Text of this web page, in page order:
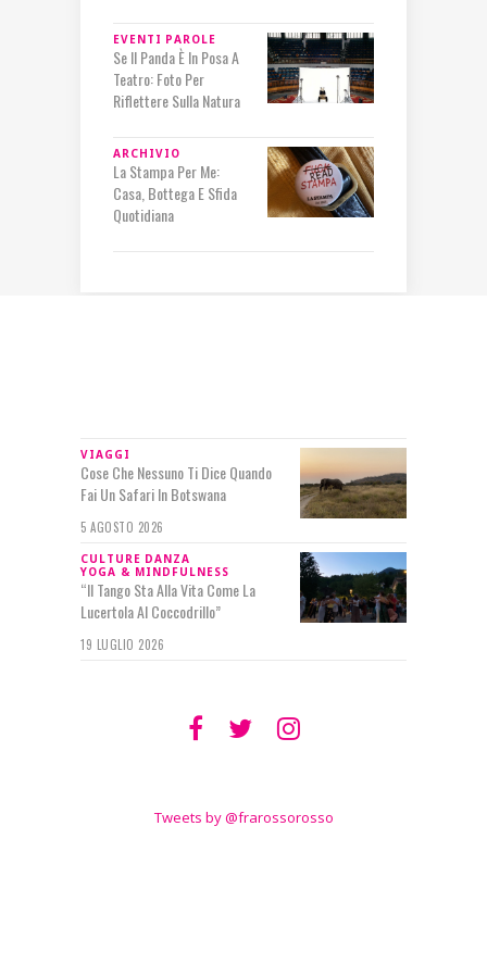
EVENTI PAROLE
Se Il Panda È In Posa A
Teatro: Foto Per
Riflettere Sulla Natura
ARCHIVIO
La Stampa Per Me:
Casa, Bottega E Sfida
Quotidiana
VIAGGI
Cose Che Nessuno Ti Dice Quando
Fai Un Safari In Botswana
5 AGOSTO 2026
CULTURE DANZA
YOGA & MINDFULNESS
“Il Tango Sta Alla Vita Come La
Lucertola Al Coccodrillo”
19 LUGLIO 2026
Tweets by @frarossorosso